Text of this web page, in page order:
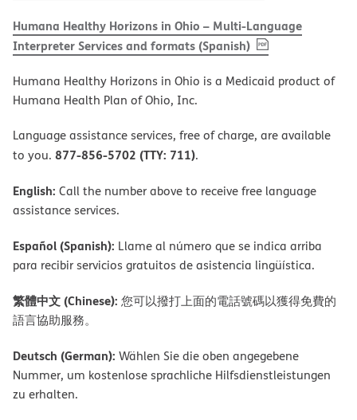
Humana Healthy Horizons in Ohio – Multi-Language
Interpreter Services and formats (Spanish), PDF(opens in new
Humana Healthy Horizons in Ohio is a Medicaid product of
Humana Health Plan of Ohio, Inc.
Language assistance services, free of charge, are available
to you. 877-856-5702 (TTY: 711).
English: Call the number above to receive free language
assistance services.
Español (Spanish): Llame al número que se indica arriba
para recibir servicios gratuitos de asistencia lingüística.
繁體中文 (Chinese): 您可以撥打上面的電話號碼以獲得免費的
語言協助服務。
Deutsch (German): Wählen Sie die oben angegebene
Nummer, um kostenlose sprachliche Hilfsdienstleistungen
zu erhalten.